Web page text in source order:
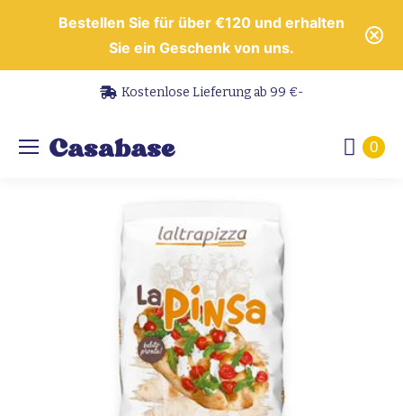
Bestellen Sie für über €120 und erhalten
Sie ein Geschenk von uns.
Kostenlose Lieferung ab 99 €-
0